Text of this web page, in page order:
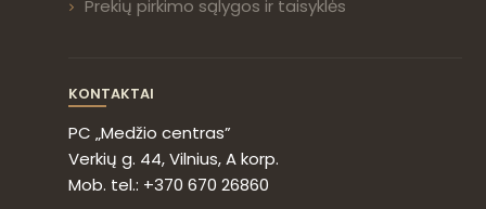
Prekių pirkimo sąlygos ir taisyklės
KONTAKTAI
PC „Medžio centras”
Verkių g. 44, Vilnius, A korp.
Mob. tel.: +370 670 26860